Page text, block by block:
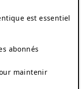
est essentiel
abonnés
maintenir